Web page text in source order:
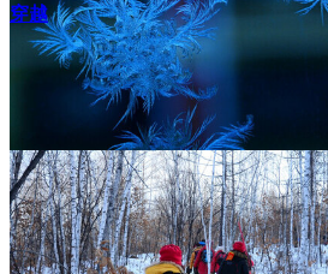
穿越